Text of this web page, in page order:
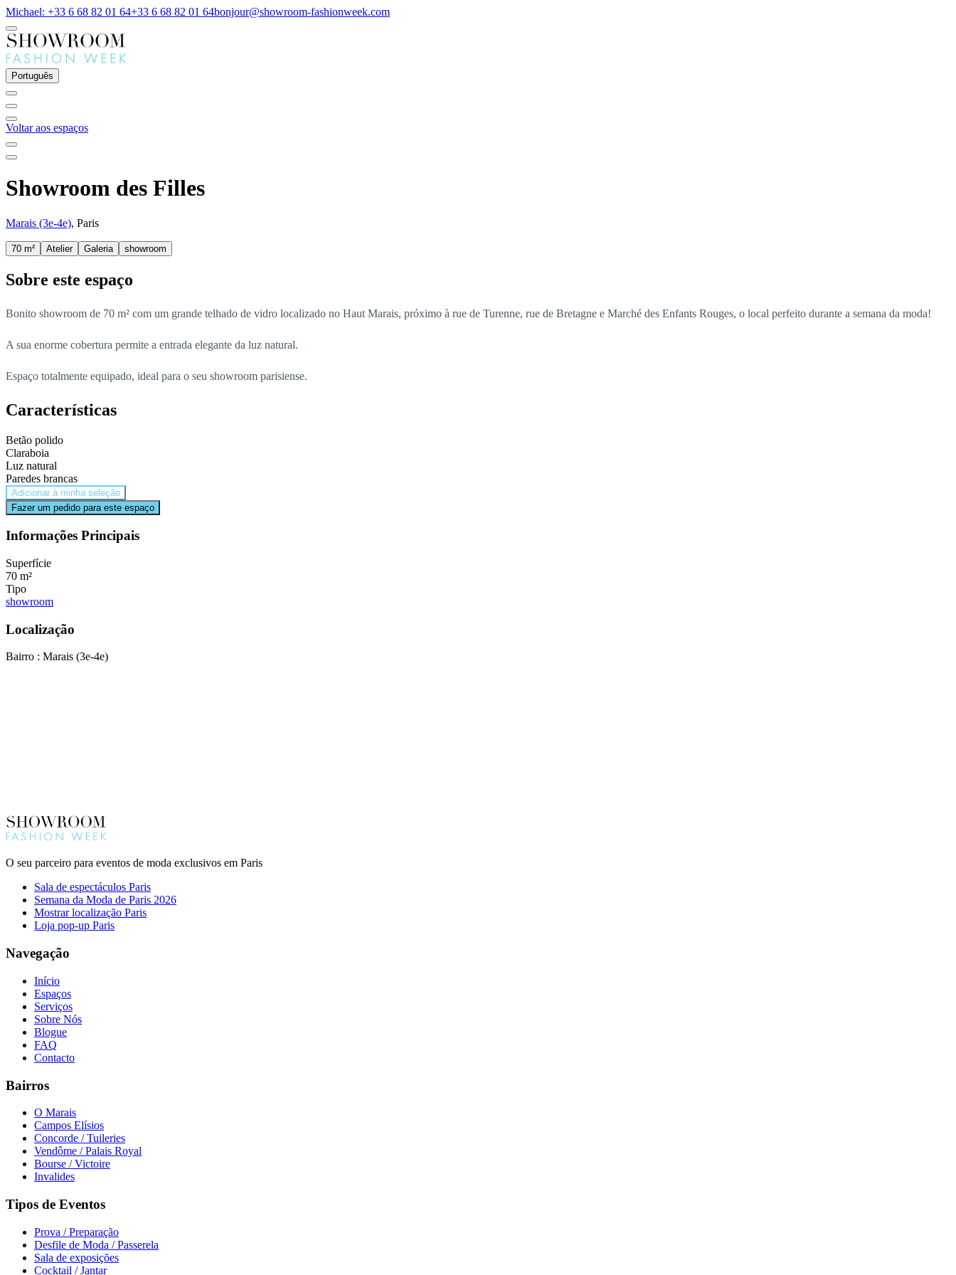
Michael: +33 6 68 82 01 64+33 6 68 82 01 64bonjour@showroom-fashionweek.com
Português
Voltar aos espaços
Showroom des Filles
Marais (3e-4e), Paris
70 m² Atelier Galeria showroom
Sobre este espaço
Bonito showroom de 70 m² com um grande telhado de vidro localizado no Haut Marais, próximo à rue de Turenne, rue de Bretagne e Marché des Enfants Rouges, o local perfeito durante a semana da moda!
A sua enorme cobertura permite a entrada elegante da luz natural.
Espaço totalmente equipado, ideal para o seu showroom parisiense.
Características
Betão polido
Claraboia
Luz natural
Paredes brancas
Adicionar à minha seleção
Fazer um pedido para este espaço
Informações Principais
Superfície
70 m²
Tipo
showroom
Localização
Bairro : Marais (3e-4e)
O seu parceiro para eventos de moda exclusivos em Paris
Sala de espectáculos Paris
Semana da Moda de Paris 2026
Mostrar localização Paris
Loja pop-up Paris
Navegação
Início
Espaços
Serviços
Sobre Nós
Blogue
FAQ
Contacto
Bairros
O Marais
Campos Elísios
Concorde / Tuileries
Vendôme / Palais Royal
Bourse / Victoire
Invalides
Tipos de Eventos
Prova / Preparação
Desfile de Moda / Passerela
Sala de exposições
Cocktail / Jantar